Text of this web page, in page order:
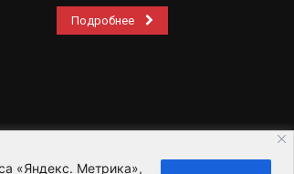
«Яндекс. Метрика»,
Подробнее